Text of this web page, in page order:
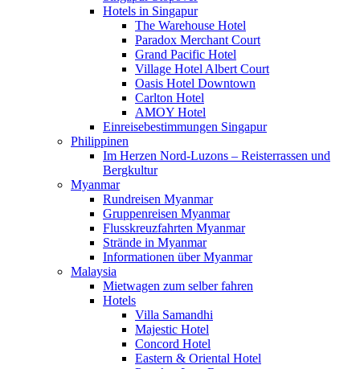
Hotels in Singapur
The Warehouse Hotel
Paradox Merchant Court
Grand Pacific Hotel
Village Hotel Albert Court
Oasis Hotel Downtown
Carlton Hotel
AMOY Hotel
Einreisebestimmungen Singapur
Philippinen
Im Herzen Nord-Luzons – Reisterrassen und
Bergkultur
Myanmar
Rundreisen Myanmar
Gruppenreisen Myanmar
Flusskreuzfahrten Myanmar
Strände in Myanmar
Informationen über Myanmar
Malaysia
Mietwagen zum selber fahren
Hotels
Villa Samandhi
Majestic Hotel
Concord Hotel
Eastern & Oriental Hotel